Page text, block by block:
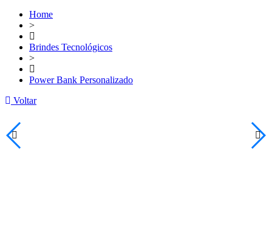
Home
>
Brindes Tecnológicos
>
Power Bank Personalizado
Voltar